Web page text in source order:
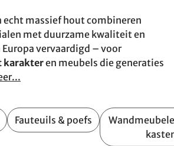
echt massief hout combineren
met duurzame kwaliteit en
vervaardigd – voor
karakteren meubels die generaties
Fauteuils & poefs